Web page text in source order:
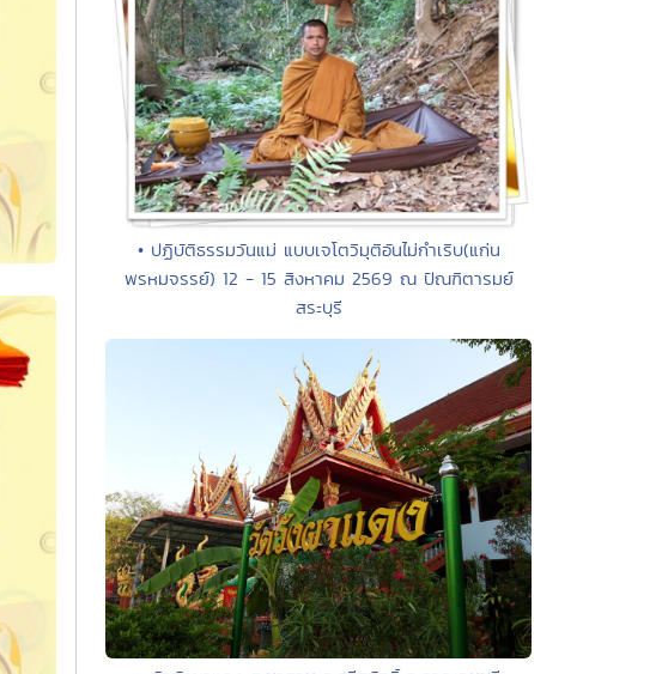
• ปฏิบัติธรรมวันแม่ แบบเจโตวิมุติอันไม่กำเริบ(แก่น
พรหมจรรย์) 12 - 15 สิงหาคม 2569 ณ ปัณฑิตารมย์
สระบุรี